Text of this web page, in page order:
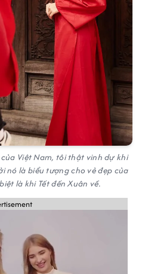
Việt Nam, tôi thật vinh dự khi
nó là biểu tượng cho vẻ đẹp của
là khi Tết đến Xuân về.